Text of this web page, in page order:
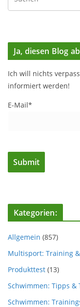
Ja, diesen Blog
Ich will nichts
informiert werden!
E-Mail*
Kategorien:
Allgemein (857)
Multisport: Training
Produkttest (13)
Schwimmen: Tipps &
Schwimmen: